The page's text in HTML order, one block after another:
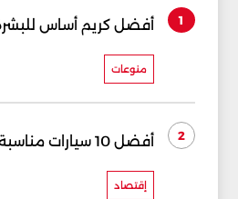
1 أفضل كريم أساس
منوعات
2 أفضل 10 سيارات مناسبة للشباب
إقتصاد